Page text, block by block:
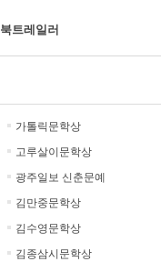
북트레일러
가톨릭문학상
고루살이문학상
광주일보 신춘문예
김만중문학상
김수영문학상
김종삼시문학상